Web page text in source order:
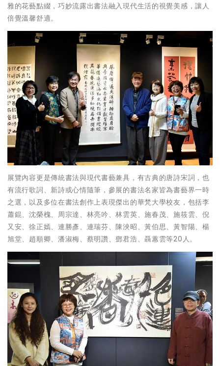
雅的花藝點綴，巧妙流露出書法融入現代生活的視覺美感，讓人
倍覺溫馨舒適。
展覽內容更是傳統書法與現代書藝兼具，有古典的唐詩宋詞，也
有流行歌詞、新詩或心情隨筆，參展的書法名家皆為書藝界一時
之選，以及多位在書法創作上表現傑出的華梵大學校友，包括李
蕭錕、沈榮槐、周宗達、林亮吟、林雲英、施春茂、施筱雲、倪
又安、徐正嫣、連勝彥、連瑞芬、陳泱昭、黃伯思、黃智陽、楊
旭堂、趙順卿、潘淑梅、蔡明讚、鄧君浩、聶蕙雲等20人。